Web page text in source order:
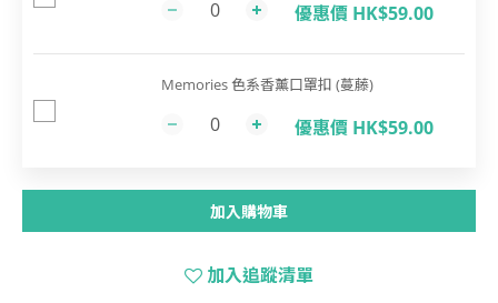
優惠價 HK$59.00
Memories 色系香薰口罩扣 (蔓藤)
優惠價 HK$59.00
加入購物車
加入追蹤清單